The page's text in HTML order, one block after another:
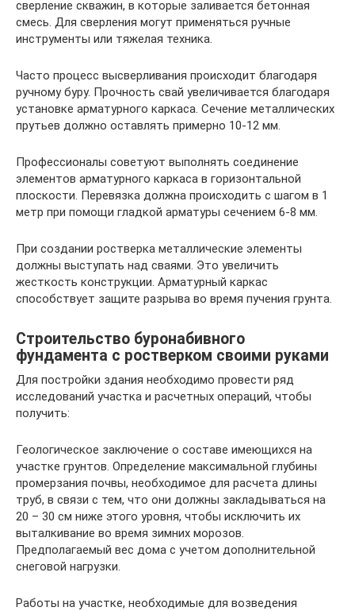
сверление скважин, в которые заливается бетонная
смесь. Для сверления могут применяться ручные
инструменты или тяжелая техника.
Часто процесс высверливания происходит благодаря
ручному буру. Прочность свай увеличивается благодаря
установке арматурного каркаса. Сечение металлических
прутьев должно оставлять примерно 10-12 мм.
Профессионалы советуют выполнять соединение
элементов арматурного каркаса в горизонтальной
плоскости. Перевязка должна происходить с шагом в 1
метр при помощи гладкой арматуры сечением 6-8 мм.
При создании ростверка металлические элементы
должны выступать над сваями. Это увеличить
жесткость конструкции. Арматурный каркас
способствует защите разрыва во время пучения грунта.
Строительство буронабивного
фундамента с ростверком своими руками
Для постройки здания необходимо провести ряд
исследований участка и расчетных операций, чтобы
получить:
Геологическое заключение о составе имеющихся на
участке грунтов. Определение максимальной глубины
промерзания почвы, необходимое для расчета длины
труб, в связи с тем, что они должны закладываться на
20 – 30 см ниже этого уровня, чтобы исключить их
выталкивание во время зимних морозов.
Предполагаемый вес дома с учетом дополнительной
снеговой нагрузки.
Работы на участке, необходимые для возведения